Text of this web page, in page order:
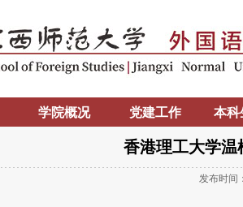
学院概况 党建工作 本科
香港理工大学温
发布时间